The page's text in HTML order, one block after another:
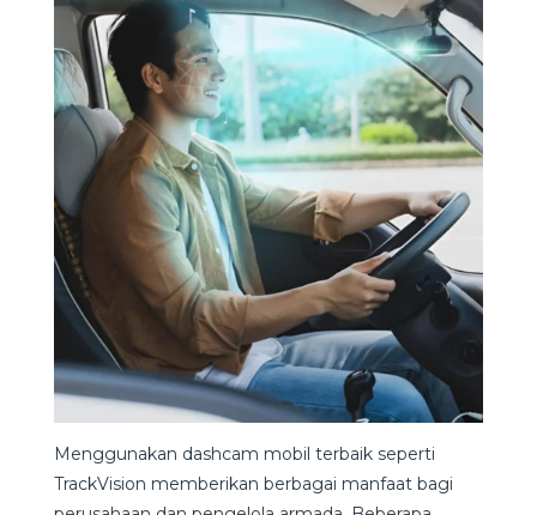
Menggunakan dashcam mobil terbaik seperti
TrackVision memberikan berbagai manfaat bagi